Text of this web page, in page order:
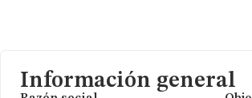
Información general